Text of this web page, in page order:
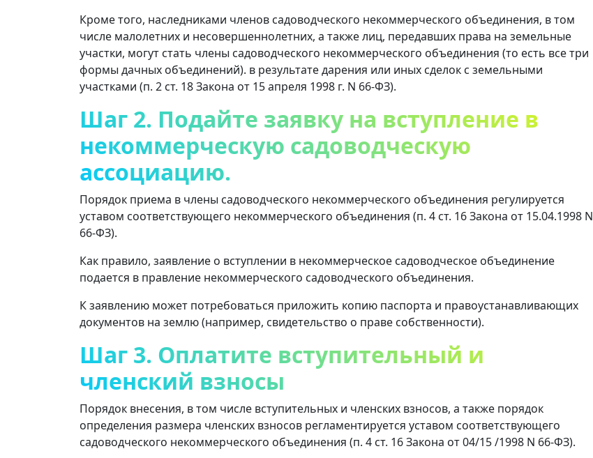
Кроме того, наследниками членов садоводческого некоммерческого объединения, в том
числе малолетних и несовершеннолетних, а также лиц, передавших права на земельные
участки, могут стать члены садоводческого некоммерческого объединения (то есть все три
формы дачных объединений). в результате дарения или иных сделок с земельными
участками (п. 2 ст. 18 Закона от 15 апреля 1998 г. N 66-ФЗ).
Шаг 2. Подайте заявку на вступление в
некоммерческую садоводческую
ассоциацию.
Порядок приема в члены садоводческого некоммерческого объединения регулируется
уставом соответствующего некоммерческого объединения (п. 4 ст. 16 Закона от 15.04.1998 N
66-ФЗ).
Как правило, заявление о вступлении в некоммерческое садоводческое объединение
подается в правление некоммерческого садоводческого объединения.
К заявлению может потребоваться приложить копию паспорта и правоустанавливающих
документов на землю (например, свидетельство о праве собственности).
Шаг 3. Оплатите вступительный и
членский взносы
Порядок внесения, в том числе вступительных и членских взносов, а также порядок
определения размера членских взносов регламентируется уставом соответствующего
садоводческого некоммерческого объединения (п. 4 ст. 16 Закона от 04/15 /1998 N 66-ФЗ).